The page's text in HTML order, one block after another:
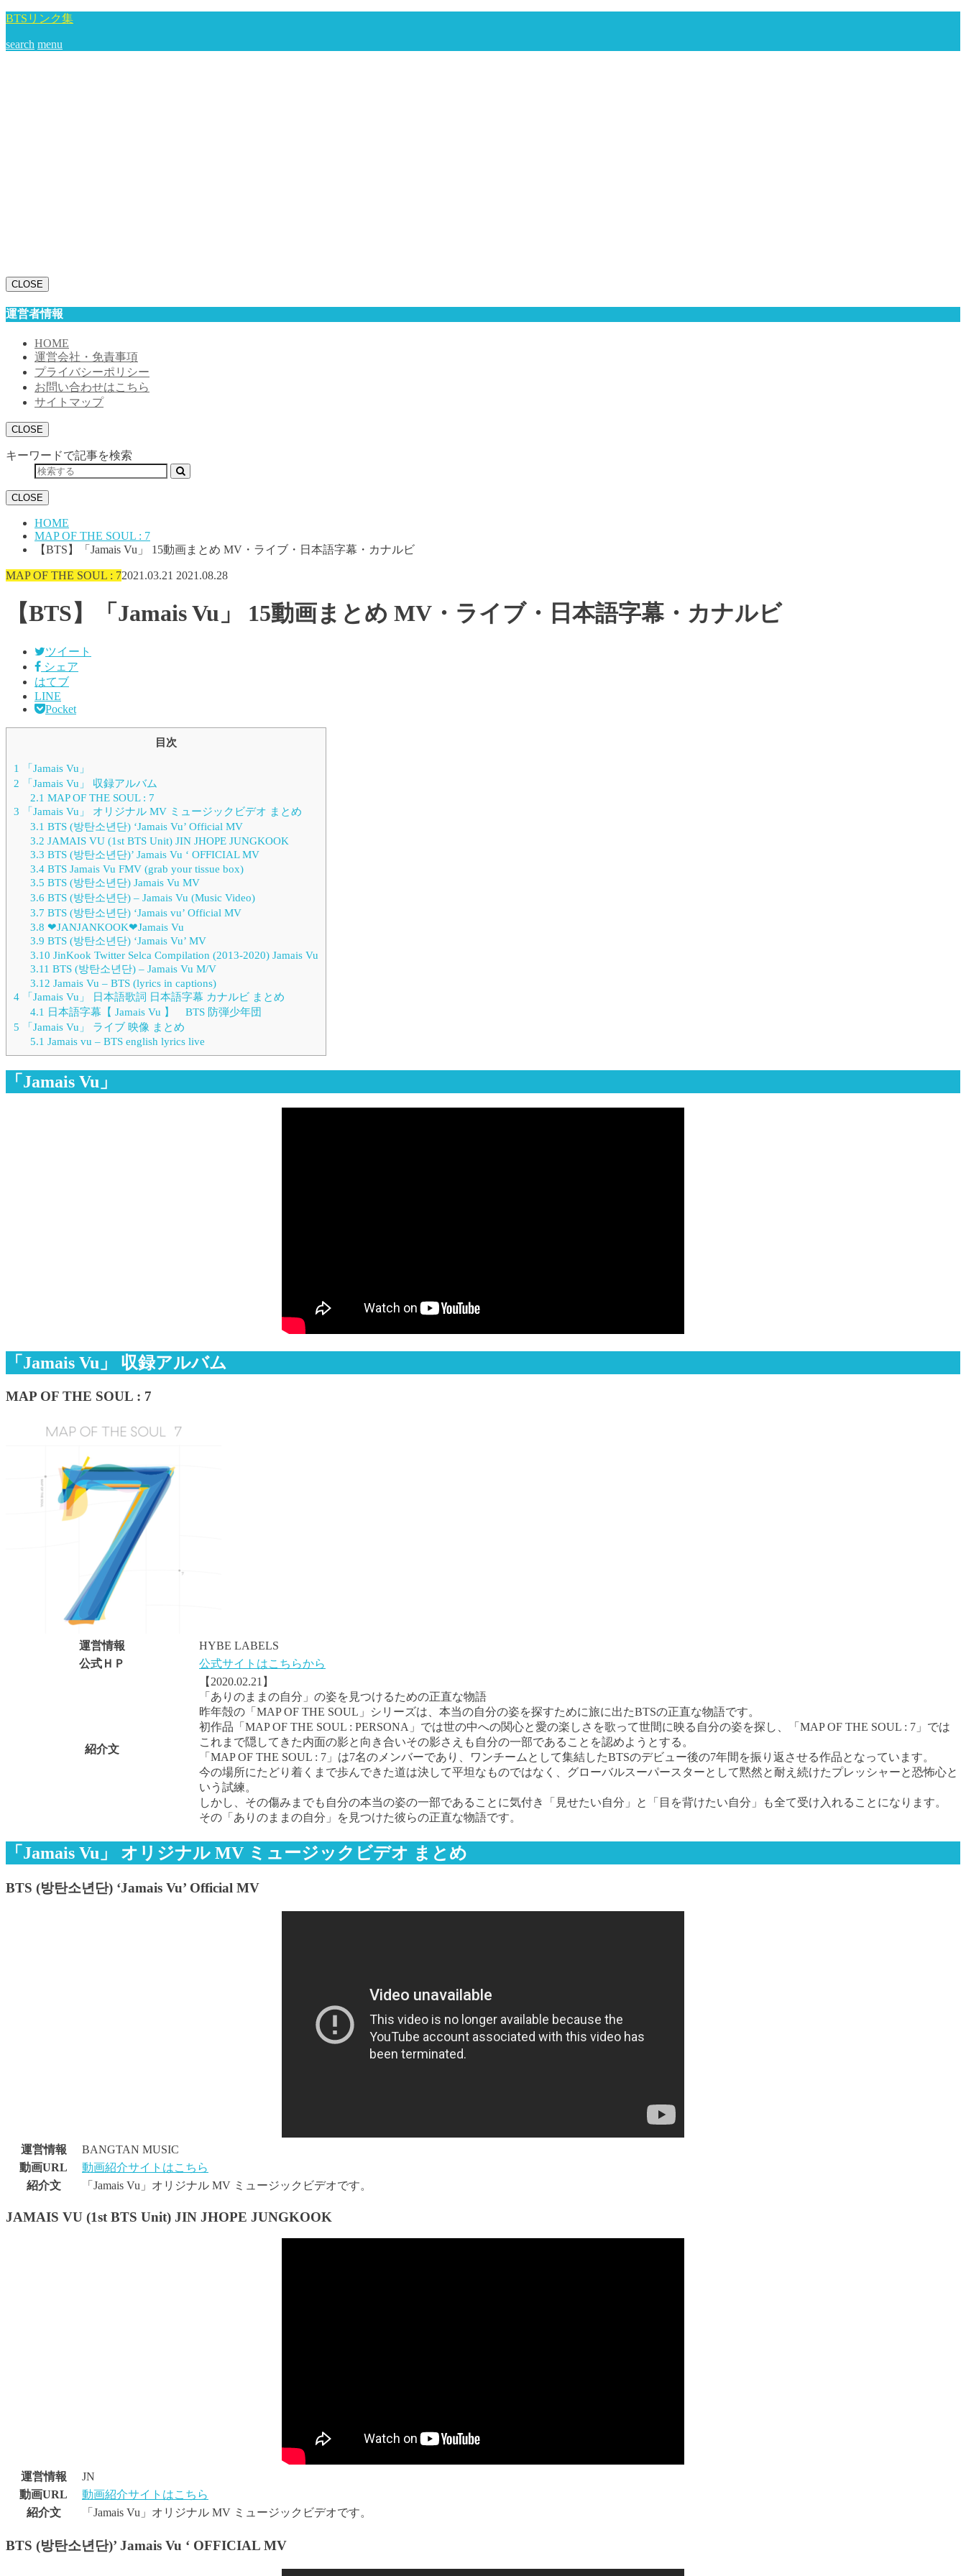
BTSリンク集
search menu
CLOSE
運営者情報
HOME
運営会社・免責事項
プライバシーポリシー
お問い合わせはこちら
サイトマップ
CLOSE
キーワードで記事を検索
CLOSE
HOME
MAP OF THE SOUL : 7
【BTS】「Jamais Vu」 15動画まとめ MV・ライブ・日本語字幕・カナルビ
MAP OF THE SOUL : 72021.03.21 2021.08.28
【BTS】「Jamais Vu」 15動画まとめ MV・ライブ・日本語字幕・カナルビ
ツイート
シェア
はてブ
LINE
Pocket
目次
1
「Jamais Vu」
2 「Jamais Vu」 収録アルバム
2.1 MAP OF THE SOUL : 7
3 「Jamais Vu」 オリジナル MV ミュージックビデオ まとめ
3.1 BTS (방탄소년단) ‘Jamais Vu’ Official MV
3.2 JAMAIS VU (1st BTS Unit) JIN JHOPE JUNGKOOK
3.3 BTS (방탄소년단)’ Jamais Vu ‘ OFFICIAL MV
3.4BTS Jamais Vu FMV (grab your tissue box)
3.5 BTS (방탄소년단) Jamais Vu MV
3.6 BTS (방탄소년단) – Jamais Vu (Music Video)
3.7 BTS (방탄소년단) ‘Jamais vu’ Official MV
3.8 ❤JANJANKOOK❤Jamais Vu
3.9 BTS (방탄소년단) ‘Jamais Vu’ MV
3.10 JinKook Twitter Selca Compilation (2013-2020) Jamais Vu
3.11 BTS (방탄소년단) – Jamais Vu M/V
3.12 Jamais Vu – BTS (lyrics in captions)
4 「Jamais Vu」 日本語歌詞 日本語字幕 カナルビ まとめ
4.1 日本語字幕【 Jamais Vu 】 BTS 防弾少年団
5 「Jamais Vu」 ライブ 映像 まとめ
5.1 Jamais vu – BTS english lyrics live
「Jamais Vu」
「Jamais Vu」 収録アルバム
MAP OF THE SOUL : 7
運営情報
HYBE LABELS
公式ＨＰ
公式サイトはこちらから
紹介文
【2020.02.21】
「ありのままの自分」の姿を見つけるための正直な物語
昨年殻の「MAP OF THE SOUL」シリーズは、本当の自分の姿を探すために旅に出たBTSの正直な物語です。
初作品「MAP OF THE SOUL : PERSONA」では世の中への関心と愛の楽しさを歌って世間に映る自分の姿を探し、「MAP OF THE SOUL : 7」では
これまで隠してきた内面の影と向き合いその影さえも自分の一部であることを認めようとする。
「MAP OF THE SOUL : 7」は7名のメンバーであり、ワンチームとして集結したBTSのデビュー後の7年間を振り返させる作品となっています。
今の場所にたどり着くまで歩んできた道は決して平坦なものではなく、グローバルスーパースターとして黙然と耐え続けたプレッシャーと恐怖心と
いう試練。
しかし、その傷みまでも自分の本当の姿の一部であることに気付き「見せたい自分」と「目を背けたい自分」も全て受け入れることになります。
その「ありのままの自分」を見つけた彼らの正直な物語です。
「Jamais Vu」 オリジナル MV ミュージックビデオ まとめ
BTS (방탄소년단) ‘Jamais Vu’ Official MV
運営情報
BANGTAN MUSIC
動画URL
動画紹介サイトはこちら
紹介文
「Jamais Vu」オリジナル MV ミュージックビデオです。
JAMAIS VU (1st BTS Unit) JIN JHOPE JUNGKOOK
運営情報
JN
動画URL
動画紹介サイトはこちら
紹介文
「Jamais Vu」オリジナル MV ミュージックビデオです。
BTS (방탄소년단)’ Jamais Vu ‘ OFFICIAL MV